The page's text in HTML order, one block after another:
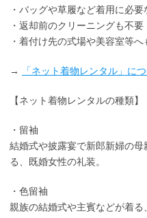
・バッグや草履など着用に必要
・返却前のクリーニングも不要
・着付け先の式場や美容室等
→ 「ネット着物レンタル」に
【ネット着物レンタルの種類】
・留袖
結婚式や披露宴で新郎新婦の
る、既婚女性の礼装。
・色留袖
親族の結婚式や主賓などが着る